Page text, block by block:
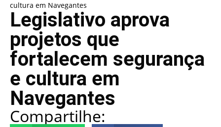
cultura em Navegantes
Legislativo aprova
projetos que
fortalecem segurança
e cultura em
Navegantes
Compartilhe: